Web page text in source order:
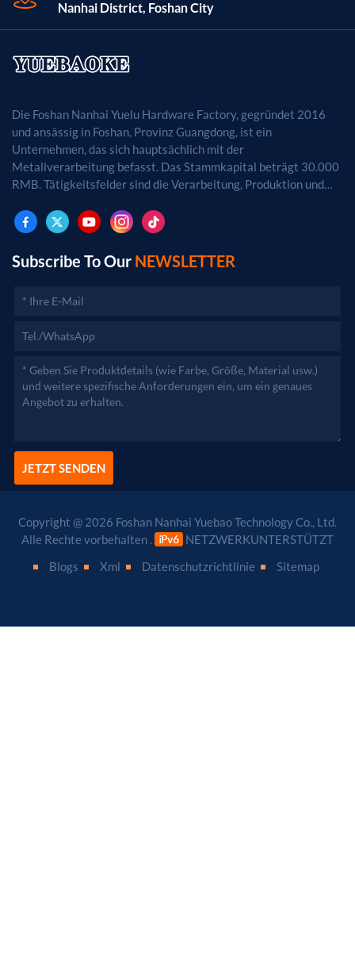
Lieferfähigkeit 50.000 Stück pro Monat Zertifizierung
RoHS-, REACH- und ISO9001-konform
Nanhai District, Foshan City
Die Foshan Nanhai Yuelu Hardware Factory, gegründet 2016
und ansässig in Foshan, Provinz Guangdong, ist ein
Unternehmen, das sich hauptsächlich mit der
Metallverarbeitung befasst. Das Stammkapital beträgt 30.000
RMB. Tätigkeitsfelder sind die Verarbeitung, Produktion und
genehmigungspflichtigen Projekten dürfen die
Geschäftstätigkeiten erst nach Genehmigung durch die
zuständigen Behörden aufgenommen werden.)
Subscribe To Our NEWSLETTER
JETZT SENDEN
Copyright @ 2026 Foshan Nanhai Yuebao Technology Co., Ltd.
Alle Rechte vorbehalten .
NETZWERKUNTERSTÜTZT
Blogs
Xml Datenschutzrichtlinie Sitemap